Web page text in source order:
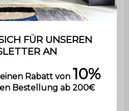
2 Jahre
Der Aufbau ist sehr einfach,
eine Bedienungsanleitung
wird mitgeliefert.
Ja